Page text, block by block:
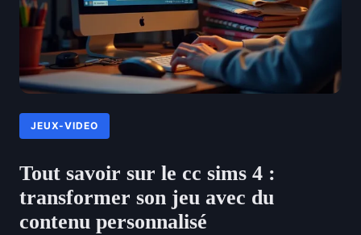
JEUX-VIDEO
Tout savoir sur le cc sims 4 :
transformer son jeu avec du
contenu personnalisé